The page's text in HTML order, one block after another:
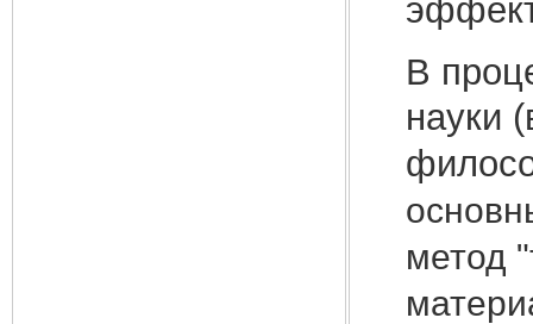
В
науки
метод